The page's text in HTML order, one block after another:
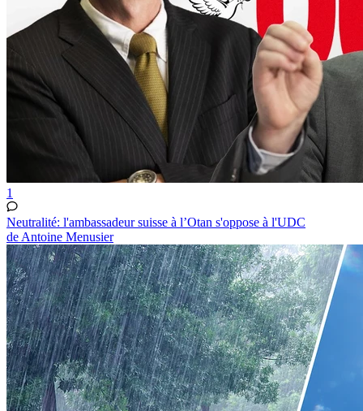
1
Neutralité: l'ambassadeur suisse à l’Otan s'oppose à l'UDC
de Antoine Menusier